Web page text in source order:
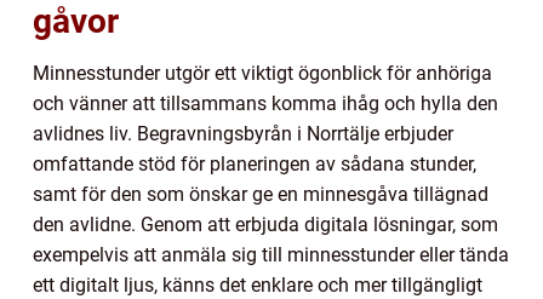
gåvor
Minnesstunder utgör ett viktigt ögonblick för anhöriga
och vänner att tillsammans komma ihåg och hylla den
avlidnes liv. Begravningsbyrån i Norrtälje erbjuder
omfattande stöd för planeringen av sådana stunder,
samt för den som önskar ge en minnesgåva tillägnad
den avlidne. Genom att erbjuda digitala lösningar, som
exempelvis att anmäla sig till minnesstunder eller tända
ett digitalt ljus, känns det enklare och mer tillgängligt